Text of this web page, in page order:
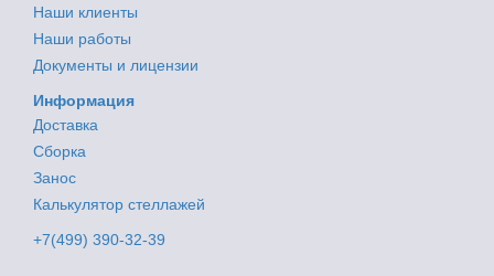
Наши клиенты
Наши работы
Документы и лицензии
Информация
Доставка
Сборка
Занос
Калькулятор стеллажей
+7(499) 390-32-39